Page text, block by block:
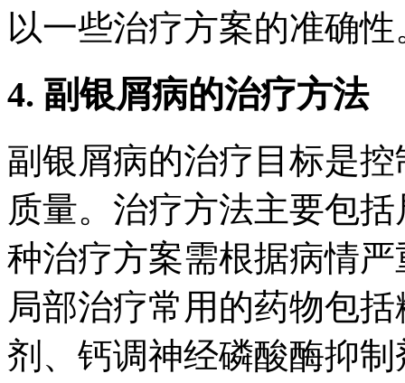
以一些治疗方案的准确性
4. 副银屑病的治疗方法
副银屑病的治疗目标是
质量。治疗方法主要包
种治疗方案需根据病情
局部治疗常用的药物包
剂、钙调神经磷酸酶抑